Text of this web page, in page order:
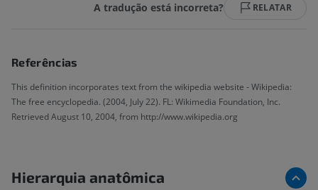
A tradução está incorreta? RELATAR
Referências
This definition incorporates text from the wikipedia website - Wikipedia:
The free encyclopedia. (2004, July 22). FL: Wikimedia Foundation, Inc.
Retrieved August 10, 2004, from http://www.wikipedia.org
Hierarquia anatômica